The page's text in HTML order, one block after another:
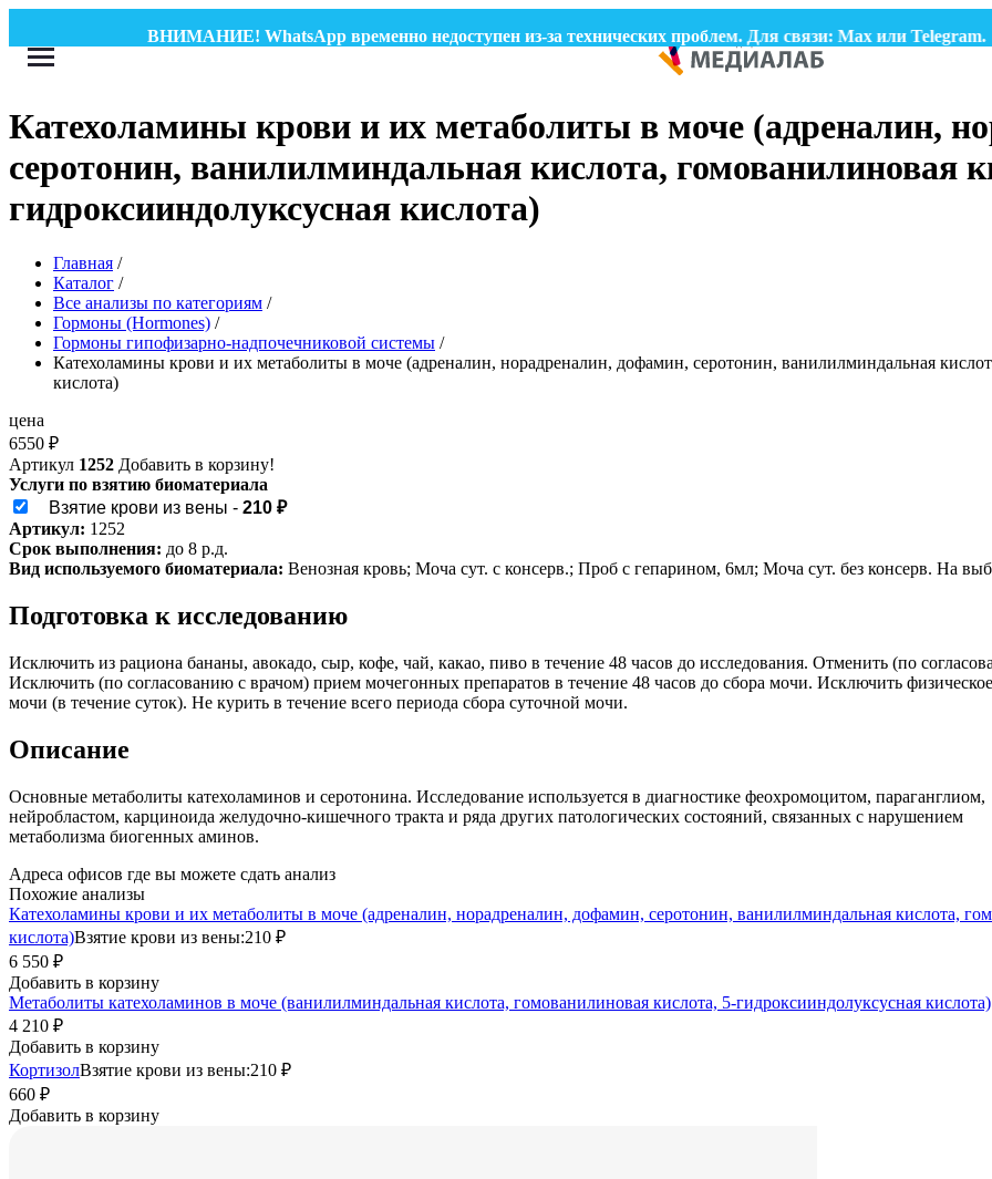
ВНИМАНИЕ! WhatsApp временно недоступен из-за технических проблем. Для связи:MaxилиTelegram.
Катехоламины крови и их метаболиты в моче (адреналин,
серотонин, ванилилминдальная кислота, гомованилиновая
гидроксииндолуксусная кислота)
Главная /
Каталог /
Все анализы по категориям /
Гормоны (Hormones) /
Гормоны гипофизарно-надпочечниковой системы /
Катехоламины крови и их метаболиты в моче (адреналин, норадреналин, дофамин, серотонин, ванилилминдальная
кислота)
цена
6550 ₽
Артикул 1252 Добавить в корзину!
Услуги по взятию биоматериала
Взятие крови из вены - 210 ₽
Артикул: 1252
Срок выполнения: до 8 р.д.
Вид используемого биоматериала: Венозная кровь; Моча сут. с консерв.; Проб с гепарином, 6мл; Моча сут. без консерв.
Подготовка к исследованию
Исключить из рациона бананы, авокадо, сыр, кофе, чай, какао, пиво в течение 48 часов до исследования. Отменить (по
Исключить (по согласованию с врачом) прием мочегонных препаратов в течение 48 часов до сбора мочи. Исключить
мочи (в течение суток). Не курить в течение всего периода сбора суточной мочи.
Описание
Основные метаболиты катехоламинов и серотонина. Исследование используется в диагностике феохромоцитом, параганглиом,
нейробластом, карциноида желудочно-кишечного тракта и ряда других патологических состояний, связанных с нарушением
метаболизма биогенных аминов.
Адреса офисов где вы можете сдать анализ
Похожие анализы
Катехоламины крови и их метаболиты в моче (адреналин, норадреналин, дофамин, серотонин, ванилилминдальная кислота,
кислота)Взятие крови из вены:210 ₽
6 550 ₽
Добавить в корзину
Метаболиты катехоламинов в моче (ванилилминдальная кислота, гомованилиновая кислота, 5-гидроксииндолуксусная кислота)
4 210 ₽
Добавить в корзину
КортизолВзятие крови из вены:210 ₽
660 ₽
Добавить в корзину